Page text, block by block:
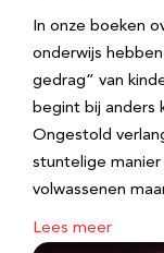
In onze boeken
onderwijs
gedrag” van
begint bij anders
Ongestold
stuntelige
volwassenen
Lees meer